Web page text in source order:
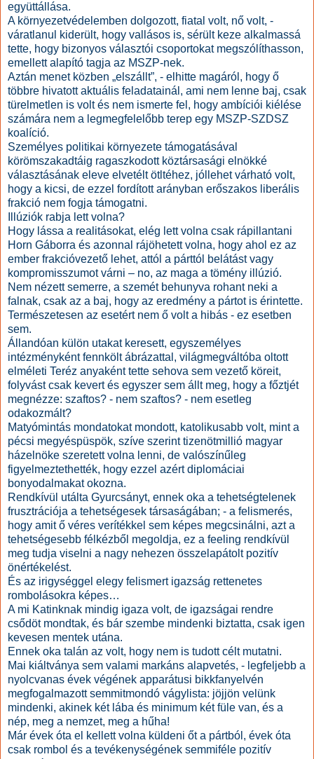
együttállása.
A környezetvédelemben dolgozott, fiatal volt, nő volt, -
váratlanul kiderült, hogy vallásos is, sérült keze alkalmassá
tette, hogy bizonyos választói csoportokat megszólíthasson,
emellett alapító tagja az MSZP-nek.
Aztán menet közben „elszállt”, - elhitte magáról, hogy ő
többre hivatott aktuális feladatainál, ami nem lenne baj, csak
türelmetlen is volt és nem ismerte fel, hogy ambíciói kiélése
számára nem a legmegfelelőbb terep egy MSZP-SZDSZ
koalíció.
Személyes politikai környezete támogatásával
körömszakadtáig ragaszkodott köztársasági elnökké
választásának eleve elvetélt ötltéhez, jóllehet várható volt,
hogy a kicsi, de ezzel fordított arányban erőszakos liberális
frakció nem fogja támogatni.
Illúziók rabja lett volna?
Hogy lássa a realitásokat, elég lett volna csak rápillantani
Horn Gáborra és azonnal rájöhetett volna, hogy ahol ez az
ember frakcióvezető lehet, attól a párttól belátást vagy
kompromisszumot várni – no, az maga a tömény illúzió.
Nem nézett semerre, a szemét behunyva rohant neki a
falnak, csak az a baj, hogy az eredmény a pártot is érintette.
Természetesen az esetért nem ő volt a hibás - ez esetben
sem.
Állandóan külön utakat keresett, egyszemélyes
intézményként fennkölt ábrázattal, világmegváltóba oltott
elméleti Teréz anyaként tette sehova sem vezető köreit,
folyvást csak kevert és egyszer sem állt meg, hogy a főztjét
megnézze: szaftos? - nem szaftos? - nem esetleg
odakozmált?
Matyómintás mondatokat mondott, katolikusabb volt, mint a
pécsi megyéspüspök, szíve szerint tizenötmillió magyar
házelnöke szeretett volna lenni, de valószínűleg
figyelmeztethették, hogy ezzel azért diplomáciai
bonyodalmakat okozna.
Rendkívül utálta Gyurcsányt, ennek oka a tehetségtelenek
frusztrációja a tehetségesek társaságában; - a felismerés,
hogy amit ő véres verítékkel sem képes megcsinálni, azt a
tehetségesebb félkézből megoldja, ez a feeling rendkívül
meg tudja viselni a nagy nehezen összelapátolt pozitív
önértékelést.
És az irigységgel elegy felismert igazság rettenetes
rombolásokra képes…
A mi Katinknak mindig igaza volt, de igazságai rendre
csődöt mondtak, és bár szembe mindenki biztatta, csak igen
kevesen mentek utána.
Ennek oka talán az volt, hogy nem is tudott célt mutatni.
Mai kiáltványa sem valami markáns alapvetés, - legfeljebb a
nyolcvanas évek végének apparátusi bikkfanyelvén
megfogalmazott semmitmondó vágylista: jöjjön velünk
mindenki, akinek két lába és minimum két füle van, és a
nép, meg a nemzet, meg a hűha!
Már évek óta el kellett volna küldeni őt a pártból, évek óta
csak rombol és a tevékenységének semmiféle pozitív